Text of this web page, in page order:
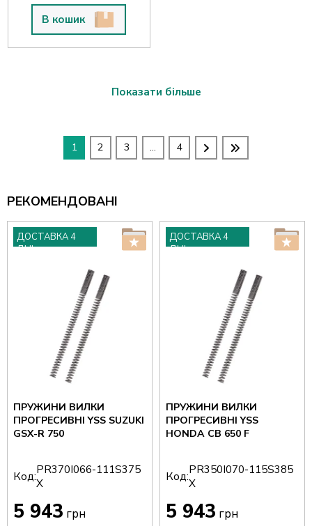
В кошик
Показати більше
1 2 3 ... 4
РЕКОМЕНДОВАНІ
ДОСТАВКА 4
ДНІ
ПРУЖИНИ ВИЛКИ
ПРОГРЕСИВНІ YSS SUZUKI
GSX-R 750
Код:PR370I066-111S375
X
5 943 грн
ДОСТАВКА 4
ДНІ
ПРУЖИНИ ВИЛКИ
ПРОГРЕСИВНІ YSS
HONDA CB 650 F
Код:PR350I070-115S385
X
5 943 грн